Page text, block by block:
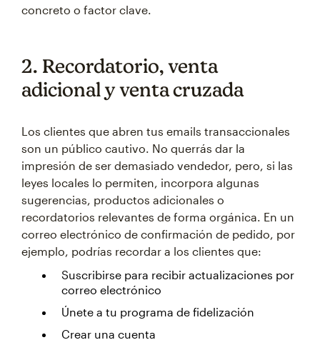
concreto o factor clave.
2. Recordatorio, venta
adicional y venta cruzada
Los clientes que abren tus emails transaccionales
son un público cautivo. No querrás dar la
impresión de ser demasiado vendedor, pero, si las
leyes locales lo permiten, incorpora algunas
sugerencias, productos adicionales o
recordatorios relevantes de forma orgánica. En un
correo electrónico de confirmación de pedido, por
ejemplo, podrías recordar a los clientes que:
Suscribirse para recibir actualizaciones por
correo electrónico
Únete a tu programa de fidelización
Crear una cuenta